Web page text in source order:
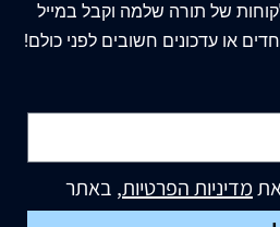
של תורה שלמה וקבל במייל
או עדכונים חשובים לפני כולם!
מדיניות הפרטיות, באתר